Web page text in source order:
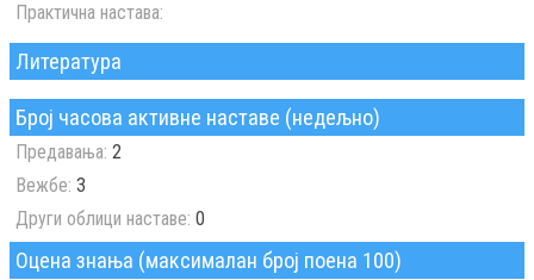
Практична настава:
Литература
Број часова активне наставе (недељно)
Предавања: 2
Вежбе: 3
Други облици наставе: 0
Оцена знања (максималан број поена 100)